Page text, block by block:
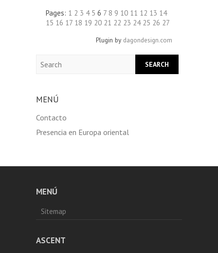
Pages: 1 2 3 4 5 6 7 8 9 10 11 12 13 14
15 16 17 18 19 20 21 22 23 24 25 26 27
Plugin by dagondesign.com
MENÚ
Contacto
Presencia en Europa oriental
MENÚ
Sitemap
ASCENT